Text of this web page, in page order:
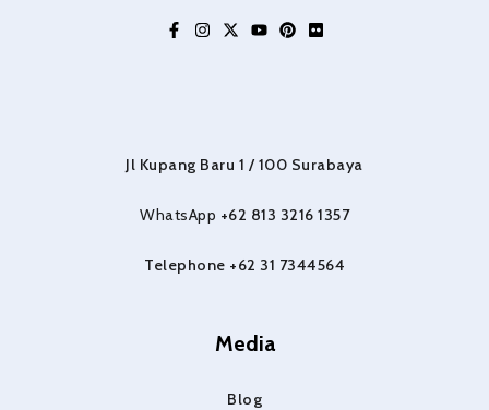
Jl Kupang Baru 1 / 100 Surabaya
WhatsApp +62 813 3216 1357
Telephone +62 31 7344564
Media
Blog